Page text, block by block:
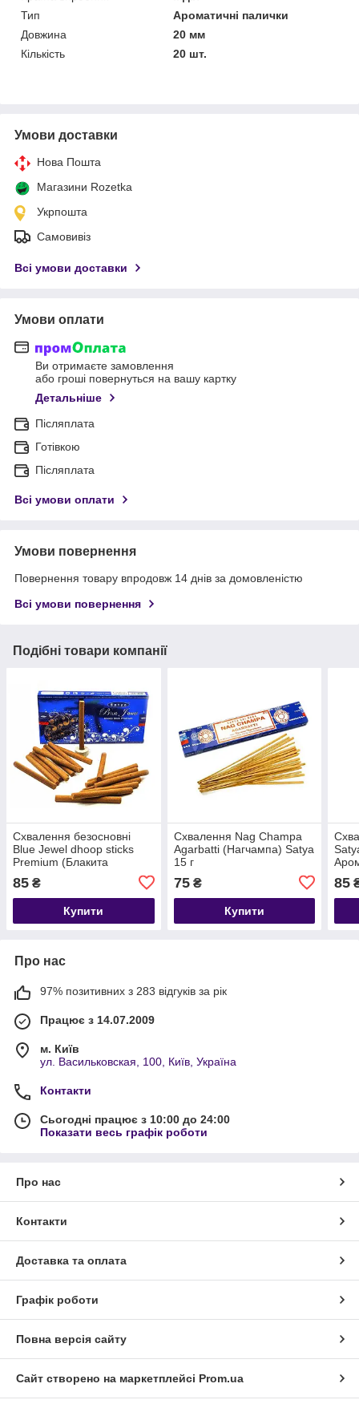
Тип
Ароматичні палички
Довжина
20 мм
Кількість
20 шт.
Умови доставки
Нова Пошта
Магазини Rozetka
Укрпошта
Самовивіз
Всі умови доставки
Умови оплати
Ви отримаєте замовлення
або гроші повернуться на вашу картку
Детальніше
Післяплата
Готівкою
Післяплата
Всі умови оплати
Умови повернення
Повернення товару впродовж 14 днів за домовленістю
Всі умови повернення
Подібні товари компанії
Схвалення безосновні
Blue Jewel dhoop sticks
Premium (Блакита
85 ₴
Купити
Схвалення Nag Champa
Agarbatti (Нагчампа) Satya
15 г
75₴
Купити
85
Про нас
97% позитивних з 283 відгуків за рік
Працює з 14.07.2009
м. Київ
ул. Васильковская, 100, Київ, Україна
Контакти
Сьогодні працює з 10:00 до 24:00
Показати весь графік роботи
Про нас
Контакти
Доставка та оплата
Графік роботи
Повна версія сайту
Сайт створено на маркетплейсі Prom.ua